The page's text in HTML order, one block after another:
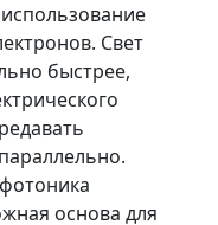
Свет
быстрее,
основа для